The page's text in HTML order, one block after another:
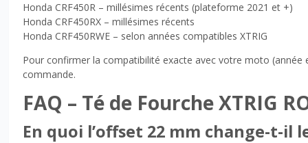
Honda CRF450R – millésimes récents (plateforme 2021 et +)
Honda CRF450RX – millésimes récents
Honda CRF450RWE – selon années compatibles XTRIG
Pour confirmer la compatibilité exacte avec votre moto
commande.
FAQ – Té de Fourche XTRIG
En quoi l’offset 22 mm change-t-